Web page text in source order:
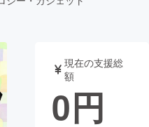
ロジェクト
音楽
ト ゲーム・サ
現在の支援総
額
0円